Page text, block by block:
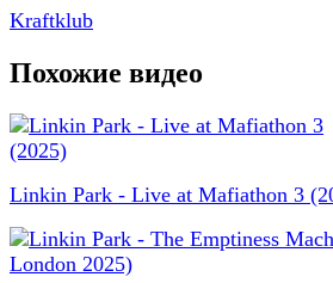
Kraftklub
Похожие видео
Linkin Park - Live at Mafiathon 3